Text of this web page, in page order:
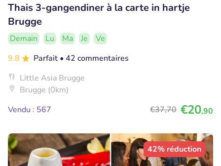
Thais 3-gangendiner à la carte in hartje
Brugge
Demain Lu Ma Je
Ve
9.8
Parfait • 42 commentaires
Little Asia Brugge
Brugge (0km)
Vendu : 567
€37,70 €20,90
42% réduction